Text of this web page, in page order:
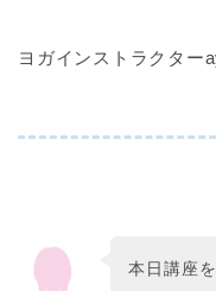
ヨガインストラクター
本日講座